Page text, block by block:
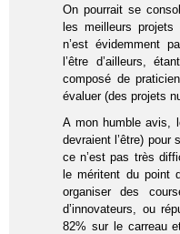
On pourrait se
les meilleurs projets
n’est évidemment
l’être d’ailleurs,
composé de
évaluer (des projets
A mon humble avis,
devraient l’être) pour
ce n’est pas très
le méritent du point
organiser des
d’innovateurs, ou
82% sur le carreau